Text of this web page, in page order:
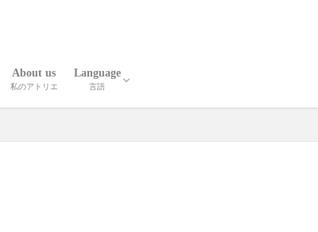
About us
私のアトリエ
Language
言語
英語
中国語